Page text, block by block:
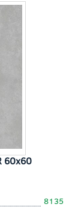
60x60
8135